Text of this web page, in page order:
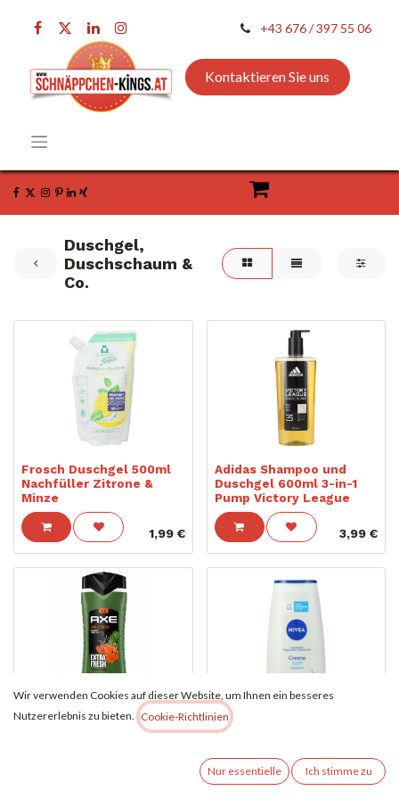
+43 676 / 397 55 06
Kontaktieren Sie uns
Duschgel,
Duschschaum &
Co.
Frosch Duschgel 500ml
Nachfüller Zitrone &
Minze
1,99€
Adidas Shampoo und
Duschgel 600ml 3-in-1
Pump Victory League
3,99 €
Axe Shampoo und
Duschgel 400ml 3-in-1
Nivea Duschgel 500ml
Creme Soft Mandel Öl
Wir verwenden Cookies auf dieser Website, um Ihnen ein besseres
Nutzererlebnis zu bieten.
Cookie-Richtlinien
Nur essentielle Ich stimme zu